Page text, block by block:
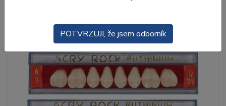
POTVRZUJI, že jsem odborník